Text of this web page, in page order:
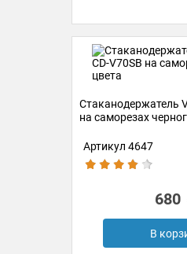
Стаканодержатель
на саморезах
Артикул 4647
680
В